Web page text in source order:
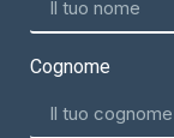
Cognome